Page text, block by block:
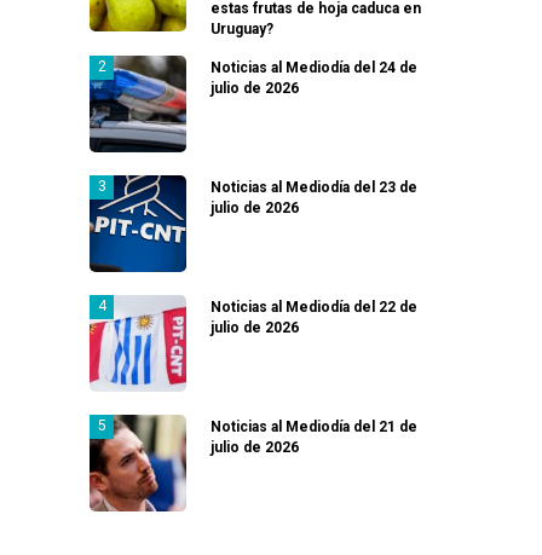
estas frutas de hoja caduca en
Uruguay?
Noticias al Mediodía del 24 de
julio de 2026
Noticias al Mediodía del 23 de
julio de 2026
Noticias al Mediodía del 22 de
julio de 2026
Noticias al Mediodía del 21 de
julio de 2026